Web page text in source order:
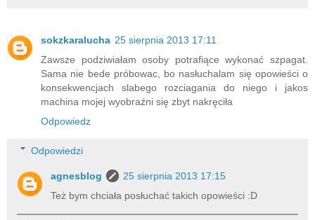
sokzkaralucha 25 sierpnia 2013 17:11
Zawsze podziwiałam osoby potrafiące wykonać szpagat.
Sama nie bede próbowac, bo nasłuchalam się opowieści o
konsekwencjach slabego rozciagania do niego i jakos
machina mojej wyobraźni się zbyt nakręciła
Odpowiedz
Odpowiedzi
agnesblog
25 sierpnia 2013 17:15
Też bym chciała posłuchać takich opowieści :D